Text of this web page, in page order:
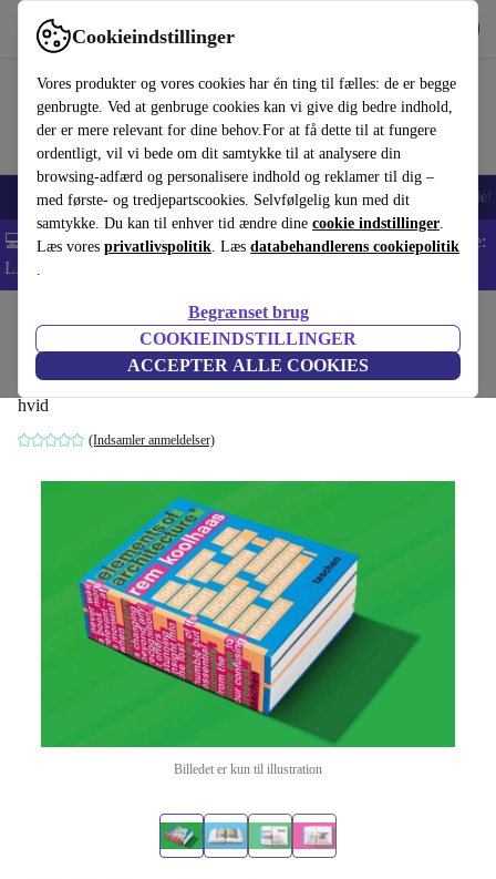
Cookieindstillinger
Vores produkter og vores cookies har én ting til fælles: de er begge
genbrugte. Ved at genbruge cookies kan vi give dig bedre indhold,
der er mere relevant for dine behov.For at få dette til at fungere
ordentligt, vil vi bede om dit samtykke til at analysere din
browsing-adfærd og personalisere indhold og reklamer til dig –
med første- og tredjepartscookies. Selvfølgelig kun med dit
samtykke. Du kan til enhver tid ændre dine cookie indstillinger.
Læs vores privatlivspolitik. Læs databehandlerens cookiepolitik
.
Begrænset brug
COOKIEINDSTILLINGER
ACCEPTER ALLE COOKIES
Brug refurbed hurtigt og nemt
Smartphones Bærbare Tablets Smartwatches Tilbehør
💻 Ekstra 5% rabat på alle MacBooks og bærbare computere - Kode:
LAPTOP5 -
Husholdning Møbler
Koolhaas. Elements of Architecture
hvid
(Indsamler anmeldelser)
Billedet er kun til illustration